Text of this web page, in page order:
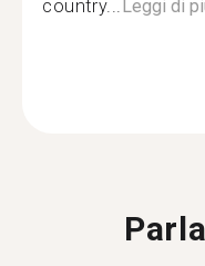
country...Leggi di